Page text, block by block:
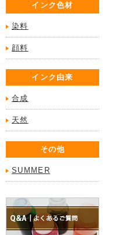
インク色材
染料
顔料
インク由来
合成
天然
その他
SUMMER